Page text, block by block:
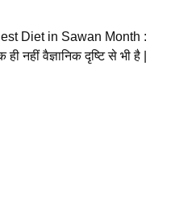
Diet in Sawan Month :
नहीं वैज्ञानिक दृष्टि से भी है |